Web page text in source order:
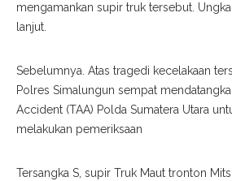
mengamankan supir truk tersebut.
lanjut.
Sebelumnya. Atas tragedi kecelakaan
Polres Simalungun sempat
Accident (TAA) Polda Sumatera Utara
melakukan pemeriksaan
Tersangka S, supir Truk Maut tronton